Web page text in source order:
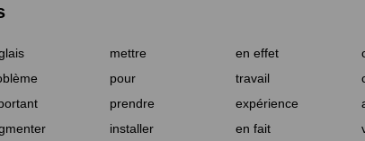
mettre en effet
pour travail
prendre expérience
installer en fait